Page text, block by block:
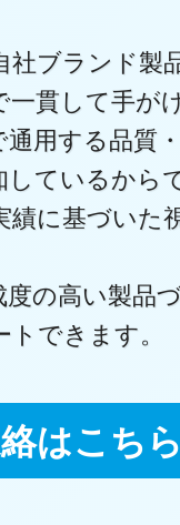
社ブランド製
貫して手が
用する品質
ているから
績に基づいた
の高い製品
できます。
はこち